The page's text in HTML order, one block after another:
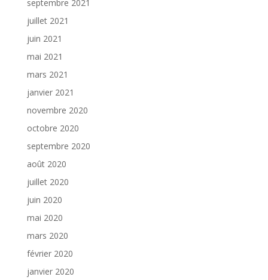
septembre 2021
juillet 2021
juin 2021
mai 2021
mars 2021
janvier 2021
novembre 2020
octobre 2020
septembre 2020
août 2020
juillet 2020
juin 2020
mai 2020
mars 2020
février 2020
janvier 2020